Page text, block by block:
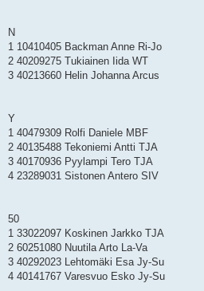
N
1 10410405 Backman Anne Ri-Jo
2 40209275 Tukiainen Iida WT
3 40213660 Helin Johanna Arcus
Y
1 40479309 Rolfi Daniele MBF
2 40135488 Tekoniemi Antti TJA
3 40170936 Pyylampi Tero TJA
4 23289031 Sistonen Antero SIV
50
1 33022097 Koskinen Jarkko TJA
2 60251080 Nuutila Arto La-Va
3 40292023 Lehtomäki Esa Jy-Su
4 40141767 Varesvuo Esko Jy-Su